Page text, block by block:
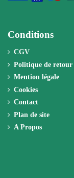
Conditions
CGV
Politique de retour
Mention légale
Cookies
Contact
Plan de site
A Propos